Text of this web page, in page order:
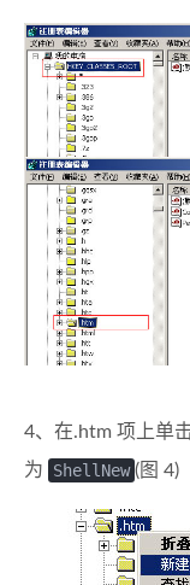
4、在.htm 项上单
为
ShellNew (图 4)